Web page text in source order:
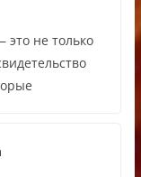
не только